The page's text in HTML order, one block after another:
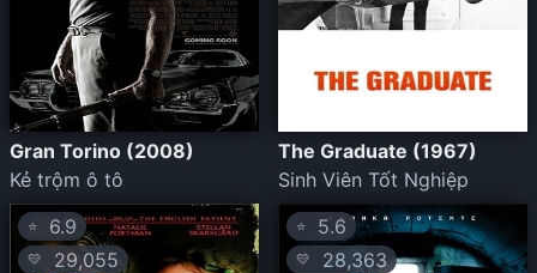
Gran Torino (2008)
Kẻ trộm ô tô
The Graduate (1967)
Sinh Viên Tốt Nghiệp
⭐ 6.9
💛
29,055
⭐ 5.6
💛
28,363